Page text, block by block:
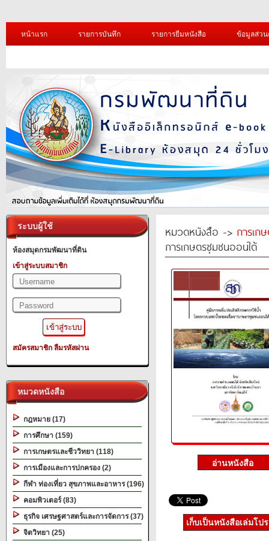
หน้าแรก รายการบันทึก รายการยืมหนังสือ ข้อมูลส่ว
ระบบผู้ใช้
ห้องสมุดกรมพัฒนาที่ดิน
เข้าสู่ระบบสมาชิก
สมัครสมาชิก ลืมรหัสผ่าน
หมวดหนังสือ
กฎหมาย (17)
การศึกษา (159)
การเกษตรและชีววิทยา (118)
การเมืองและการปกครอง (2)
กีฬา ท่องเที่ยว สุขภาพและอาหาร (196)
คอมพิวเตอร์ (83)
ธุรกิจ เศรษฐศาสตร์และการจัดการ (37)
จิตวิทยา (25)
หมวดหนังสือ -> การเก
การเกษตรชุมชนออนใต้
เก็บเป็นหนังสือเล่มโป